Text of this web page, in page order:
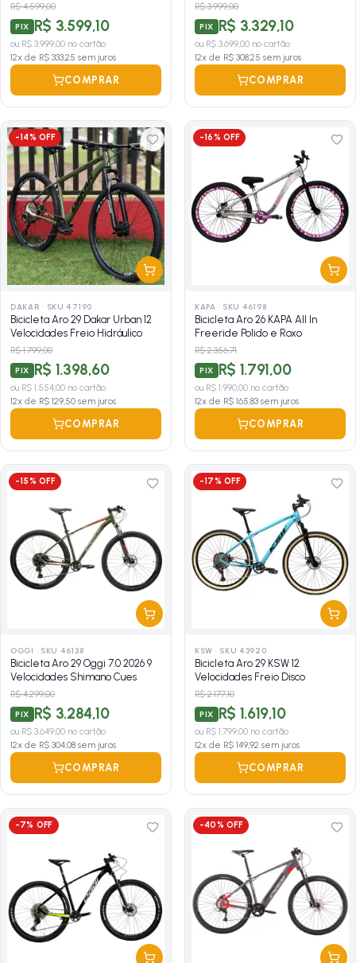
R$ 4.599,00
PIX R$ 3.599,10
ou R$ 3.999,00 no cartão
12x de R$ 333,25 sem juros
COMPRAR
R$ 3.999,00
PIX R$ 3.329,10
ou R$ 3.699,00 no cartão
12x de R$ 308,25 sem juros
COMPRAR
-14 % OFF
DAKAR · SKU 47190
Bicicleta Aro 29 Dakar Urban 12
Velocidades Freio Hidráulico
R$ 1.799,00
PIX R$ 1.398,60
ou R$ 1.554,00 no cartão
12x de R$ 129,50 sem juros
COMPRAR
-16% OFF
KAPA · SKU 46198
Bicicleta Aro 26 KAPA All In
Freeride Polido e Roxo
R$ 2.356,71
PIX R$ 1.791,00
ou R$ 1.990,00 no cartão
12x de R$ 165,83 sem juros
COMPRAR
-15% OFF
OGGI · SKU 46138
Bicicleta Aro 29 Oggi 7.0 2026 9
Velocidades Shimano Cues
R$ 4.299,00
PIX R$ 3.284,10
ou R$ 3.649,00 no cartão
12x de R$ 304,08 sem juros
COMPRAR
-17% OFF
KSW · SKU 43920
Bicicleta Aro 29 KSW 12
Velocidades Freio Disco
R$ 2.177,10
PIX R$ 1.619,10
ou R$ 1.799,00 no cartão
12x de R$ 149,92 sem juros
COMPRAR
-7% OFF -40% OFF